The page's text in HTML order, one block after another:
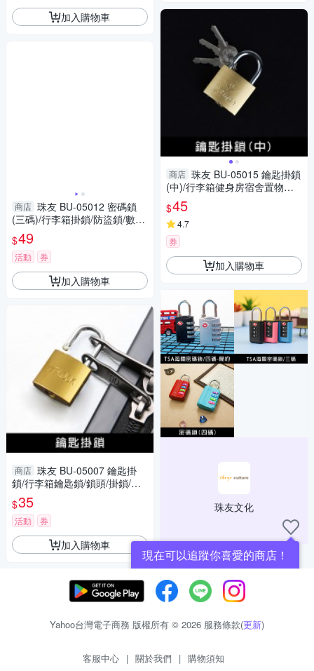
加入購物車
商店 珠友 BU-05012 密碼鎖
(三碼)/行李箱掛鎖/防盜鎖/數字
$49
活動 券
加入購物車
商店 珠友 BU-05007 鑰匙掛
鎖/行李箱鑰匙鎖/鎖頭/掛鎖/門
鎖/安全鎖/行李鎖/多功能/旅行-
附2支鑰匙
$35
活動 券
加入購物車
商店 珠友 BU-05015 鑰匙掛鎖
(中)/行李箱健身房宿舍置物櫃
鎖/鎖頭/門鎖-附3把鑰匙
$45
4.7
券
加入購物車
珠友文化
現在可以追蹤你喜愛的商店！
Yahoo台灣電子商務 版權所有 © 2026 服務條款(更新)
客服中心 | 關於我們 | 購物須知